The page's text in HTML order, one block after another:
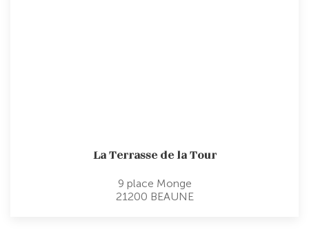
La Terrasse de la Tour
9 place Monge
21200 BEAUNE